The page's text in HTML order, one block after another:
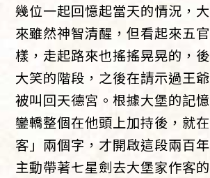
幾位一起回憶起當天的情況，
來雖然神智清醒，但看起來五
樣，走起路來也搖搖晃晃的，
大笑的階段，之後在請示過王
被叫回天德宮。根據大堡的記
鑾轎整個在他頭上加持後，就
客」兩個字，才開啟這段兩百
主動帶著七星劍去大堡家作客